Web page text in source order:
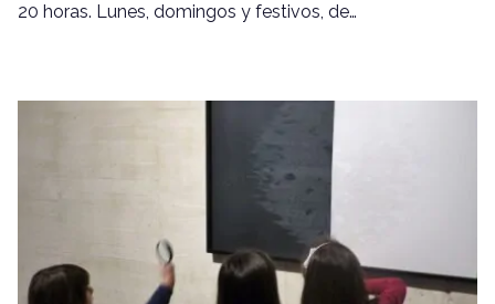
20 horas. Lunes, domingos y festivos, de…